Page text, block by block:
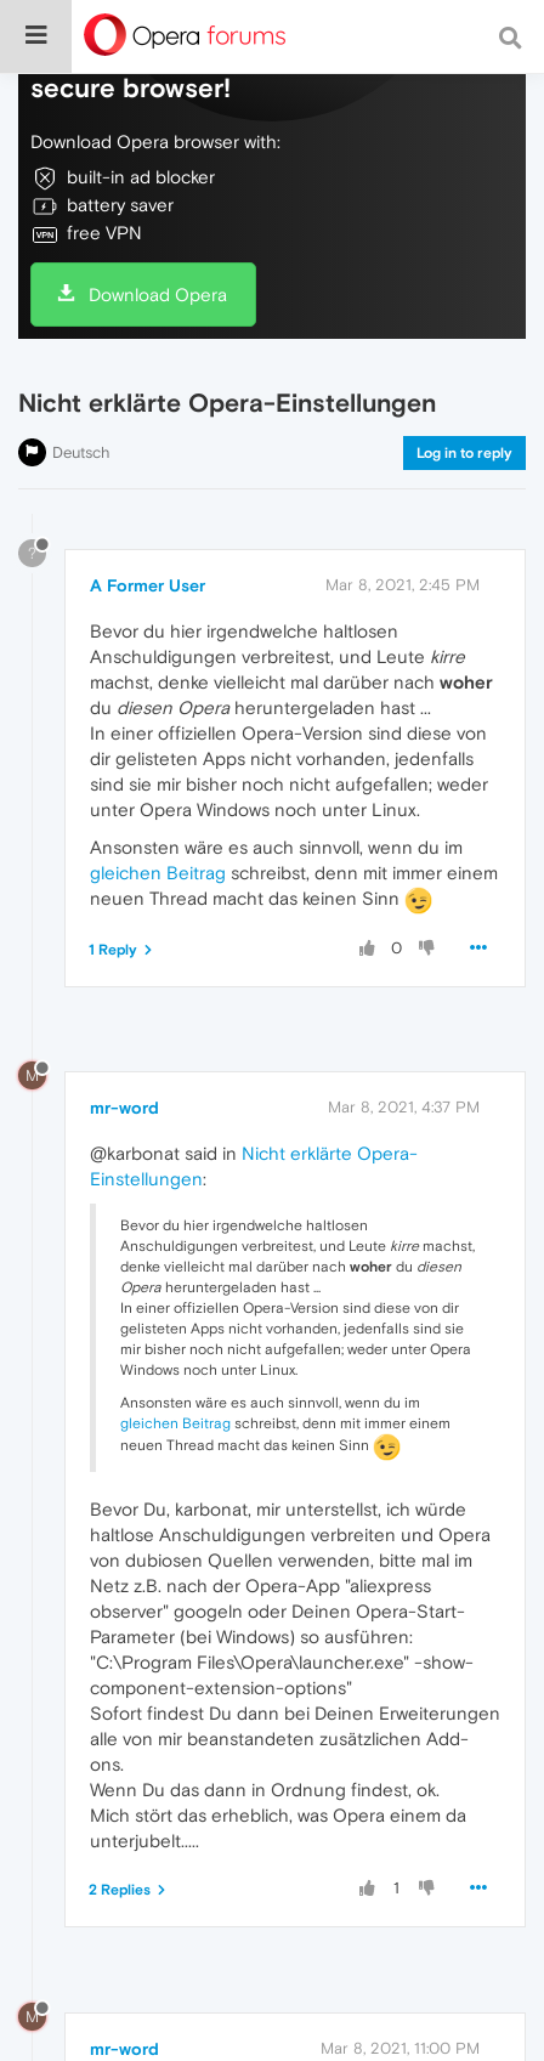
Do more on the web, with a fast and
secure browser!
Download Opera browser with:
built-in ad blocker
battery saver
free VPN
Download Opera
Nicht erklärte Opera-Einstellungen
Deutsch Log in to reply
?
A Former User Mar 8, 2021, 2:45 PM
Bevor du hier irgendwelche haltlosen
Anschuldigungen verbreitest, und Leute kirre
machst, denke vielleicht mal darüber nach woher
du diesen Operaheruntergeladen hast ...
In einer offiziellen Opera-Version sind diese von
dir gelisteten Apps nicht vorhanden, jedenfalls
sind sie mir bisher noch nicht aufgefallen; weder
unter Opera Windows noch unter Linux.
Ansonsten wäre es auch sinnvoll, wenn du im
gleichen Beitrag schreibst, denn mit immer einem
neuen Thread macht das keinen Sinn
0
1 Reply
M
mr-word Mar 8, 2021, 4:37 PM
@karbonat said in Nicht erklärte Opera-
Einstellungen:
Bevor du hier irgendwelche haltlosen
Anschuldigungen verbreitest, und Leute kirremachst,
denke vielleicht mal darüber nach woher du diesen
Opera heruntergeladen hast ...
In einer offiziellen Opera-Version sind diese von dir
gelisteten Apps nicht vorhanden, jedenfalls sind sie
mir bisher noch nicht aufgefallen; weder unter Opera
Windows noch unter Linux.
Ansonsten wäre es auch sinnvoll, wenn du im
gleichen Beitrag schreibst, denn mit immer einem
neuen Thread macht das keinen Sinn
Bevor Du, karbonat, mir unterstellst, ich würde
haltlose Anschuldigungen verbreiten und Opera
von dubiosen Quellen verwenden, bitte mal im
Netz z.B. nach der Opera-App "aliexpress
observer" googeln oder Deinen Opera-Start-
Parameter (bei Windows) so ausführen:
"C:\Program Files\Opera\launcher.exe" -show-
component-extension-options"
Sofort findest Du dann bei Deinen Erweiterungen
alle von mir beanstandeten zusätzlichen Add-
ons.
Wenn Du das dann in Ordnung findest, ok.
Mich stört das erheblich, was Opera einem da
unterjubelt.....
1
2 Replies
M
mr-word Mar 8, 2021, 11:00 PM